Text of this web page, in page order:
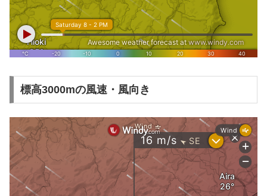
標高3000mの風速・風向き